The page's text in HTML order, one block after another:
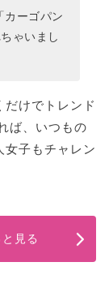
カーゴパン
ゃいまし
だけでトレンド
ば、いつもの
女子もチャレン
見る